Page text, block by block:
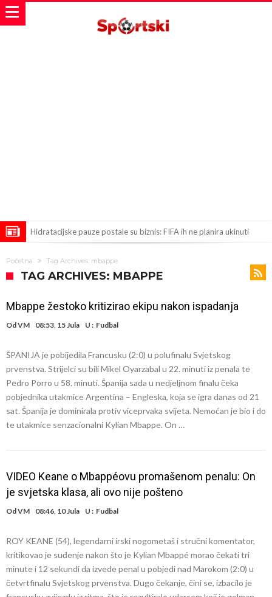
Hidratacijske pauze postale su biznis: FIFA ih ne planira ukinuti
Atletika?!
Ovo se Novaku nikad nije dešavalo: Sinner i Alcaraz odustaju, a
novac od UEFA
Mourinho uvodi strogu disciplinu u Real Madrid. Ovo su tri nova
Francuski sudija optužen za porodično nasilje. Prijeti mu 18 mjeseci
Jake Paul kreće u rušenje UFC-a
Mudrik se vratio na teren nakon više od 600 dana. Odmah ide na
posudbu?
Real Madrid odlučio: Endrick ide u Premier ligu!
Početna Tag Archives: mbappe
TAG ARCHIVES: MBAPPE
Mbappe žestoko kritizirao ekipu nakon ispadanja
OdVM 08:53, 15 Jula U : Fudbal
ŠPANIJA je pobijedila Francusku (2:0) u polufinalu Svjetskog
prvenstva. Strijelci su bili Mikel Oyarzabal u 22. minuti iz penala te
Pedro Porro u 58. minuti. Španija sada u nedjeljnom finalu čeka
pobjednika utakmice Argentina – Engleska, koja se igra danas od 21
sat. Španija je dominirala protiv viceprvaka svijeta. Nemoćan je bio i do
te utakmice senzacionalni Kylian Mbappe. On …
VIDEO Keane o Mbappéovu promašenom penalu: On
je svjetska klasa, ali ovo nije pošteno
OdVM 08:46, 10 Jula U : Fudbal
ROY KEANE (54), legendarni irski nogometaš i stručni komentator,
kritikovao je suđenje nakon što je Kylian Mbappé morao čekati tri
minute i 12 sekundi da izvede penal u pobjedi nad Marokom (2:0) u
četvrtfinalu Svjetskog prvenstva. Dugo čekanje, čini se, izbacilo je